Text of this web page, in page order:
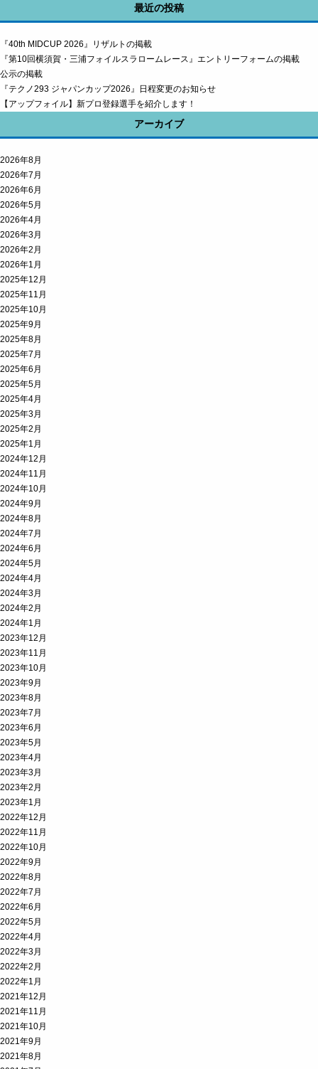
最近の投稿
『40th MIDCUP 2026』リザルトの掲載
『第10回横須賀・三浦フォイルスラロームレース』エントリーフォームの掲載
公示の掲載
『テクノ293 ジャパンカップ2026』日程変更のお知らせ
【アップフォイル】新プロ登録選手を紹介します！
アーカイブ
2026年8月
2026年7月
2026年6月
2026年5月
2026年4月
2026年3月
2026年2月
2026年1月
2025年12月
2025年11月
2025年10月
2025年9月
2025年8月
2025年7月
2025年6月
2025年5月
2025年4月
2025年3月
2025年2月
2025年1月
2024年12月
2024年11月
2024年10月
2024年9月
2024年8月
2024年7月
2024年6月
2024年5月
2024年4月
2024年3月
2024年2月
2024年1月
2023年12月
2023年11月
2023年10月
2023年9月
2023年8月
2023年7月
2023年6月
2023年5月
2023年4月
2023年3月
2023年2月
2023年1月
2022年12月
2022年11月
2022年10月
2022年9月
2022年8月
2022年7月
2022年6月
2022年5月
2022年4月
2022年3月
2022年2月
2022年1月
2021年12月
2021年11月
2021年10月
2021年9月
2021年8月